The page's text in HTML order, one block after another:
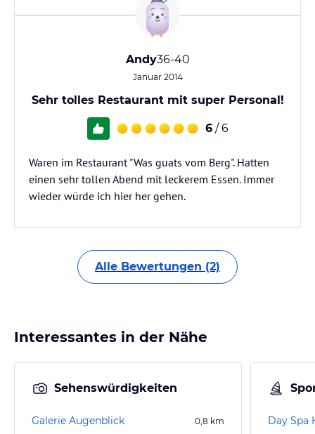
Andy36-40
Januar 2014
Sehr tolles Restaurant mit super Personal!
6 / 6
Waren im Restaurant "Was guats vom Berg". Hatten
einen sehr tollen Abend mit leckerem Essen. Immer
wieder würde ich hier her gehen.
Alle Bewertungen (2)
Interessantes in der Nähe
Sehenswürdigkeiten
Galerie Augenblick 0,8 km Day Spa